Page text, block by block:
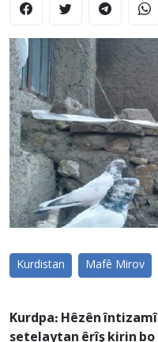
Kurdistan Mafê Mirov
Kurdpa: Hêzên
setelaytan êrîş kirin bo